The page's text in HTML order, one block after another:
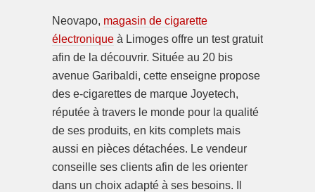
Neovapo, magasin de cigarette
électronique à Limoges offre un test gratuit
afin de la découvrir. Située au 20 bis
avenue Garibaldi, cette enseigne propose
des e-cigarettes de marque Joyetech,
réputée à travers le monde pour la qualité
de ses produits, en kits complets mais
aussi en pièces détachées. Le vendeur
conseille ses clients afin de les orienter
dans un choix adapté à ses besoins. Il